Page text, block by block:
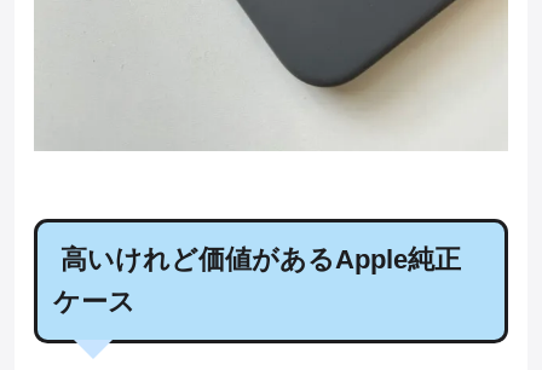
高いけれど価値があるApple純正
ケース